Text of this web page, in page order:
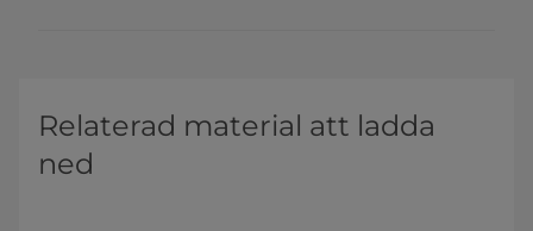
Relaterad material att ladda
ned